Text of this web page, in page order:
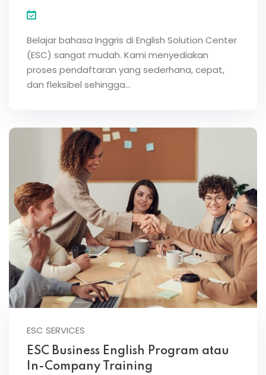
Belajar bahasa Inggris di English Solution Center
(ESC) sangat mudah. Kami menyediakan
proses pendaftaran yang sederhana, cepat,
dan fleksibel sehingga…
ESC SERVICES
ESC Business English Program atau
In-Company Training